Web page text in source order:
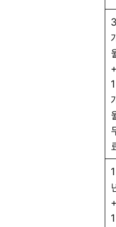
3
+
1
1
+
1